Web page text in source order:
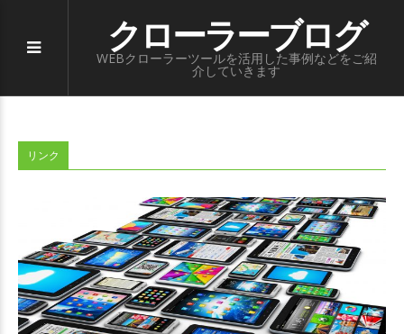
クローラーブログ
WEBクローラーツールを活用した事例などをご紹
介していきます
リンク